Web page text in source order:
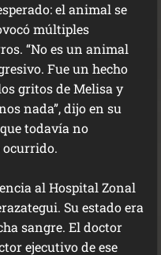
el animal se
múltiples
“No es un animal
Fue un hecho
gritos de Melisa y
nada”, dijo en su
todavía no
ocurrido.
al Hospital Zonal
Su estado era
sangre. El doctor
ejecutivo de ese